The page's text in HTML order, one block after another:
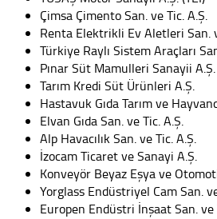
Çimsa Çimento San. ve Tic. A.Ş.
Renta Elektrikli Ev Aletleri San.
Türkiye Raylı Sistem Araçları
Pınar Süt Mamulleri Sanayii A.Ş.
Tarım Kredi Süt Ürünleri A.Ş.
Hastavuk Gıda Tarım ve
Elvan Gıda San. ve Tic. A.Ş.
Alp Havacılık San. ve Tic. A.Ş.
İzocam Ticaret ve Sanayi A.Ş.
Konveyör Beyaz Eşya ve
Yorglass Endüstriyel Cam San.
Europen Endüstri İnşaat San. ve